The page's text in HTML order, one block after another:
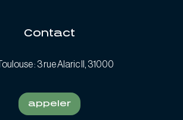
Contact
Toulouse : 3 rue Alaric II, 31000
appeler